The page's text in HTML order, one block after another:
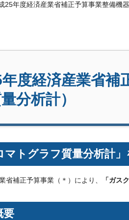
25年度経済産業省補正予算事業整備機
度経済産業省補
分析計）
マトグラフ質量分析計」
省補正予算事業（＊）により、 「ガス
要